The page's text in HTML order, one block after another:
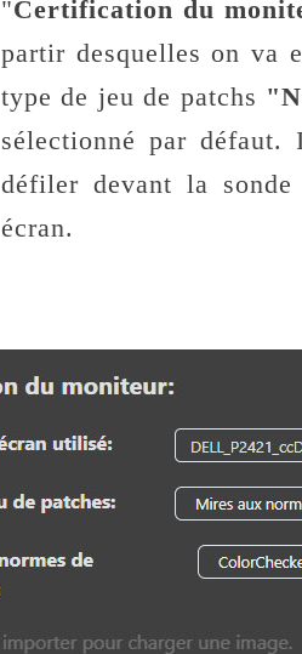
"Certification du
partir desquelles on va
type de jeu de patchs
sélectionné par
défiler devant la
écran.